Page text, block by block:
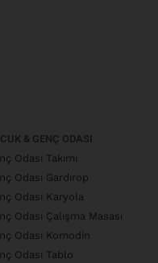
& GENÇ ODASI
Odası Takımı
Odası Gardırop
Odası Karyola
Odası Çalışma Masası
Odası Komodin
Odası Tablo